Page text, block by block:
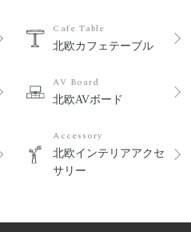
Cafe Table
北欧カフェテーブル
AV Board
北欧AVボード
Accessory
北欧インテリアアクセ
サリー